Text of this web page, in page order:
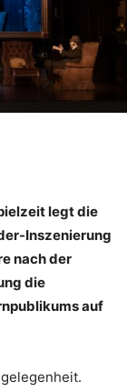
legt die
Inszenierung
nach der
die
auf